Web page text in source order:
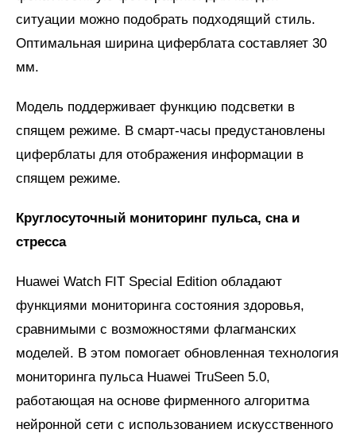
ситуации можно подобрать подходящий стиль.
Оптимальная ширина циферблата составляет 30
мм.
Модель поддерживает функцию подсветки в
спящем режиме. В смарт-часы предустановлены
циферблаты для отображения информации в
спящем режиме.
Круглосуточный мониторинг пульса, сна и
стресса
Huawei Watch FIT Special Edition обладают
функциями мониторинга состояния здоровья,
сравнимыми с возможностями флагманских
моделей. В этом помогает обновленная технология
мониторинга пульса Huawei TruSeen 5.0,
работающая на основе фирменного алгоритма
нейронной сети с использованием искусственного